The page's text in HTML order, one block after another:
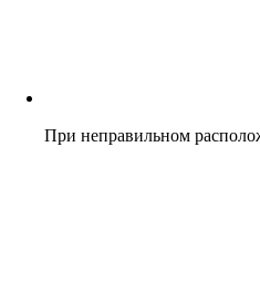
При неправильном